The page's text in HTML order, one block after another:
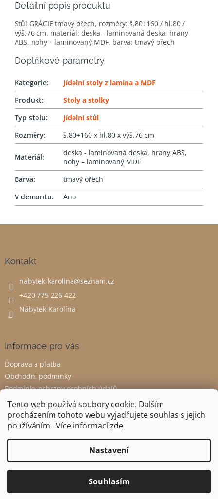
Tento web používá soubory cookie. Dalším
procházením tohoto webu vyjadřujete souhlas s jejich
používáním.. Více informacízde.
Nastavení
Souhlasím
Detailní popis produktu
Stůl GRÁCIE tmavý ořech, rozměry: š.80÷160 / hl.80 /
výš.76 cm, materiál: deska - laminovaná deska, hrany
ABS, nohy – laminovaný MDF, barva: tmavý ořech
Doplňkové parametry
Kategorie:
Jídelní stoly z lamina a MDF
Produkt:
Stoly a stolky
Typ stolu:
Jídelní stůl
Rozměry: š.80÷160 x hl.80 x výš.76 cm
Materiál:
deska - laminovaná deska, hrany ABS,
nohy – laminovaný MDF
Barva:
tmavý ořech
V demontu: Ano
Kontakt
nabytek-karolina@seznam.cz
+420 775 226 422
Nábytek Karolína
Informace pro vás
Doprava a platba
Obchodní podmínky
Podmínky ochrany osobních údajů
Odstoupení od smlouvy
Copyright 2026Nábytek Karolína. Všechna práva vyhrazena.
Upravit nastavení cookies